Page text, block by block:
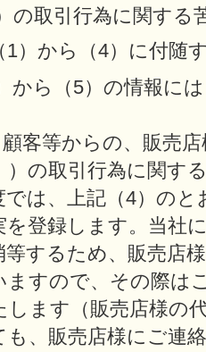
の取引行為に関する
1）から（4）に付随
から（5）の情報に
客等からの、販売
）の取引行為に関す
では、上記（4）の
を登録します。当社
等するため、販売店
ますので、その際は
します（販売店様の
も、販売店様にご連